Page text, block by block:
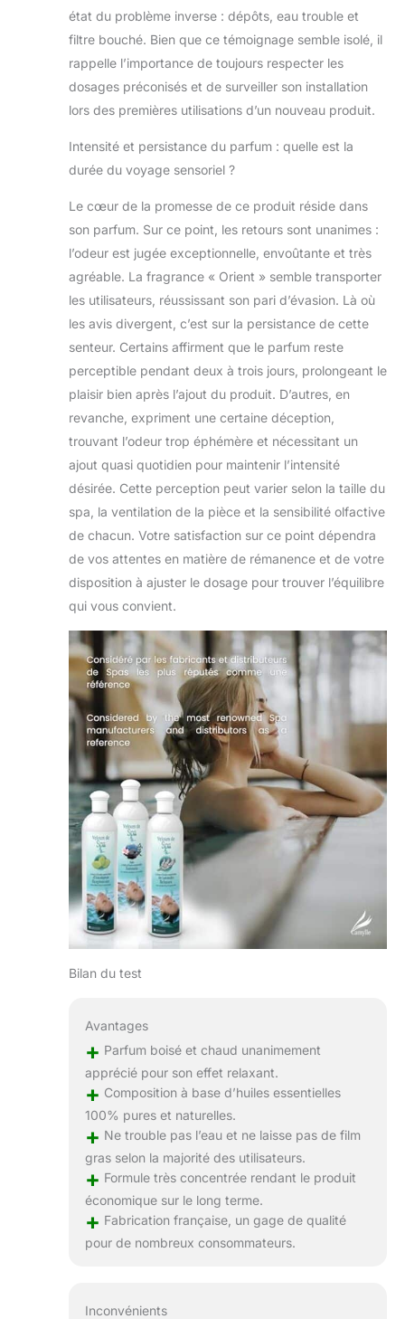
virilité
COMPATIBLE
AVEC TOUS LES
SYSTEMES DE
DESINFECTION :
Ne bouche pas la
filtrante, non gras,
non moussant,
d'encrassement.
Les différents
gamme peuvent
être mélangés ou
utilisés
successivement.
VELOURS DE SPA
est reconnu et
approuvé par les
plus grandes
marques de spa.
également la
gamme VELOURS
DE SPA chez de
nombreux
DIMENSION ONE
- JACUZZI -
HOTSPRING -
FRANCE PAR LES
LABORATOIRES
CAMYLLE.
Camylle propose
une gamme de
produits à base
d’huiles
essentielles 100%
pures et
naturelles.
Découvrez ces
senteurs pures,
merveilleuses,
destinées aux
sauna, hammam,
baignoire balnéo,
spa, diffuseur
précieuses pour le
massage et la
diffusion de
parfums. Les
produits Camylle
sont utilisés dans
les spas des
plus prestigieux à
travers le monde
état du problème inverse : dépôts, eau trouble et
filtre bouché. Bien que ce témoignage semble isolé, il
rappelle l’importance de toujours respecter les
dosages préconisés et de surveiller son installation
lors des premières utilisations d’un nouveau produit.
Intensité et persistance du parfum : quelle est la
durée du voyage sensoriel ?
Le cœur de la promesse de ce produit réside dans
son parfum. Sur ce point, les retours sont unanimes :
l’odeur est jugée exceptionnelle, envoûtante et très
agréable. La fragrance « Orient » semble transporter
les utilisateurs, réussissant son pari d’évasion. Là où
les avis divergent, c’est sur la persistance de cette
senteur. Certains affirment que le parfum reste
perceptible pendant deux à trois jours, prolongeant le
plaisir bien après l’ajout du produit. D’autres, en
revanche, expriment une certaine déception,
trouvant l’odeur trop éphémère et nécessitant un
ajout quasi quotidien pour maintenir l’intensité
désirée. Cette perception peut varier selon la taille du
spa, la ventilation de la pièce et la sensibilité olfactive
de chacun. Votre satisfaction sur ce point dépendra
de vos attentes en matière de rémanence et de votre
disposition à ajuster le dosage pour trouver l’équilibre
qui vous convient.
Bilan du test
Avantages
+ Parfum boisé et chaud unanimement
apprécié pour son effet relaxant.
+ Composition à base d’huiles essentielles
100% pures et naturelles.
+ Ne trouble pas l’eau et ne laisse pas de film
gras selon la majorité des utilisateurs.
+ Formule très concentrée rendant le produit
économique sur le long terme.
+ Fabrication française, un gage de qualité
pour de nombreux consommateurs.
Inconvénients